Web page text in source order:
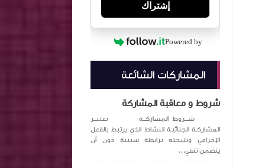
إشتراك
Powered by
المشاركات الشائعة
شروط و معاقبة المشاركة
شـــروط المشاركــة تعتبــر
المشاركـة الجنائيـة النشاط الذي يرتبط بالفعل
الإجرامي ونتيجته برابطة سببية دون أن
يتضمن تنفي...